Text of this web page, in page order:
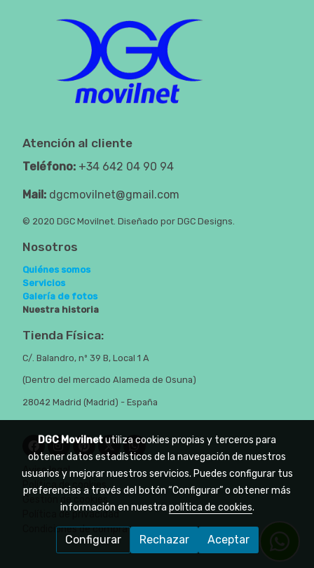
Atención al cliente
Teléfono: +34 642 04 90 94
Mail: dgcmovilnet@gmail.com
© 2020 DGC Movilnet. Diseñado por DGC Designs.
Nosotros
Quiénes somos
Servicios
Galería de fotos
Nuestra historia
Tienda Física:
C/. Balandro, nº 39 B, Local 1 A
(Dentro del mercado Alameda de Osuna)
28042 Madrid (Madrid) - España
Aviso legal
Política de cookies
Gestión de cookies
Política de privacidad
Condiciones de compra
DGC Movilnetutiliza cookies propias y terceros para
obtener datos estadísticos de la navegación de nuestros
usuarios y mejorar nuestros servicios. Puedes configurar tus
preferencias a través del botón “Configurar” o obtener más
información en nuestra política de cookies.
Configurar Rechazar Aceptar